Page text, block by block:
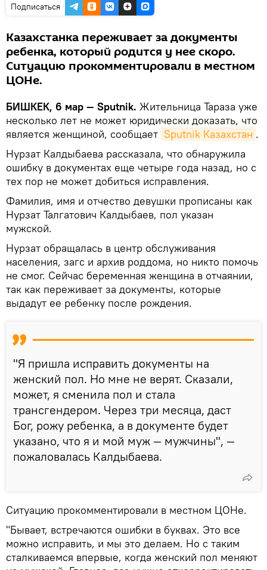
Подписаться
Казахстанка переживает за документы
ребенка, который родится у нее скоро.
Ситуацию прокомментировали в местном
ЦОНе.
БИШКЕК, 6 мар — Sputnik. Жительница Тараза уже
несколько лет не может юридически доказать, что
является женщиной, сообщает Sputnik Казахстан .
Нурзат Калдыбаева рассказала, что обнаружила
ошибку в документах еще четыре года назад, но с
тех пор не может добиться исправления.
Фамилия, имя и отчество девушки прописаны как
Нурзат Талгатович Калдыбаев, пол указан
мужской.
Нурзат обращалась в центр обслуживания
населения, загс и архив роддома, но никто помочь
не смог. Сейчас беременная женщина в отчаянии,
так как переживает за документы, которые
выдадут ее ребенку после рождения.
"Я пришла исправить документы на
женский пол. Но мне не верят. Сказали,
может, я сменила пол и стала
трансгендером. Через три месяца, даст
Бог, рожу ребенка, а в документе будет
указано, что я и мой муж — мужчины", —
пожаловалась Калдыбаева.
Ситуацию прокомментировали в местном ЦОНе.
"Бывает, встречаются ошибки в буквах. Это все
можно исправить, и мы это делаем. Но с таким
сталкиваемся впервые, когда женский пол меняют